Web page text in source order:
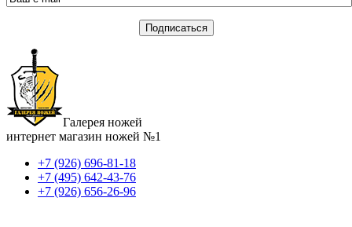
Галерея ножей
интернет магазин ножей №1
+7 (926) 696-81-18
+7 (495) 642-43-76
+7 (926) 656-26-96